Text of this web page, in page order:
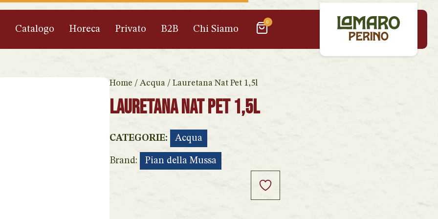
Catalogo Horeca Privato B2B Chi Siamo
0
Home / Acqua / Lauretana Nat Pet 1,5l
Lauretana Nat Pet 1,5l
CATEGORIE: Acqua
Brand: Pian della Mussa